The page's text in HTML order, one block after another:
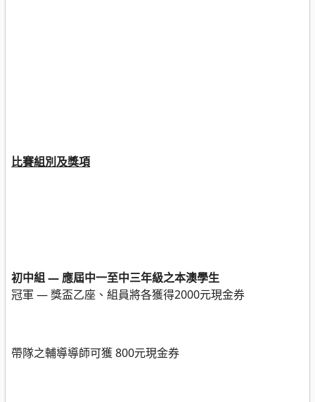
比賽組別及獎項
初中組—應屆中一至中三年級之本澳學生
冠軍 —獎盃乙座、組員將各獲得2000元現金券
帶隊之輔導導師可獲800元現金券